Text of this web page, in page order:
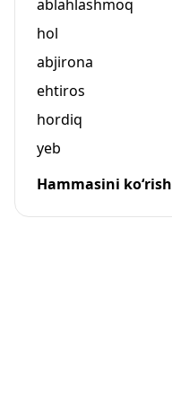
ablahlashmoq
hol
abjirona
ehtiros
hordiq
yeb
Hammasini ko‘rish